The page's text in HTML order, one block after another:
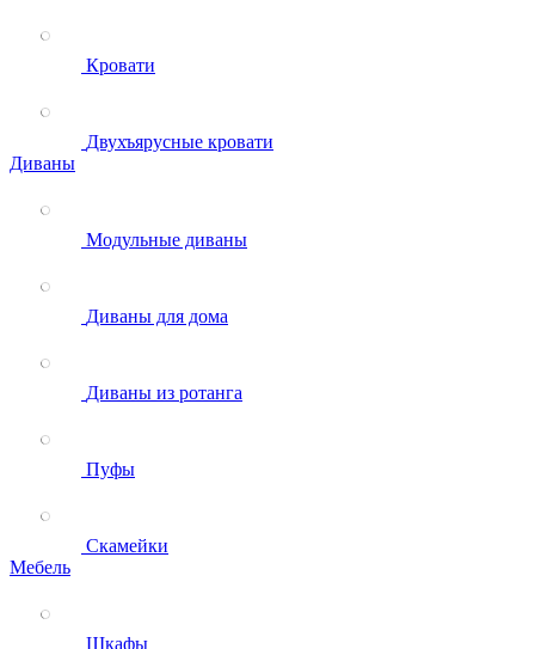
Кровати
Двухъярусные кровати
Диваны
Модульные диваны
Диваны для дома
Диваны из ротанга
Пуфы
Скамейки
Мебель
Шкафы